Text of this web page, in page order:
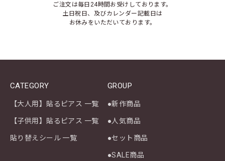
ご注文は毎日24時間お受けしております。
土日祝日、及びカレンダー記載日は
お休みをいただいております。
CATEGORY
【大人用】貼るピアス 一覧
【子供用】貼るピアス 一覧
貼り替えシール 一覧
GROUP
●新作商品
●人気商品
●セット商品
●SALE商品